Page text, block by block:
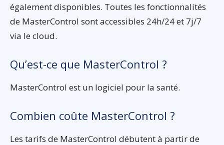
également disponibles. Toutes les fonctionnalités
de MasterControl sont accessibles 24h/24 et 7j/7
via le cloud.
Qu’est-ce que MasterControl ?
MasterControl est un logiciel pour la santé.
Combien coûte MasterControl ?
Les tarifs de MasterControl débutent à partir de